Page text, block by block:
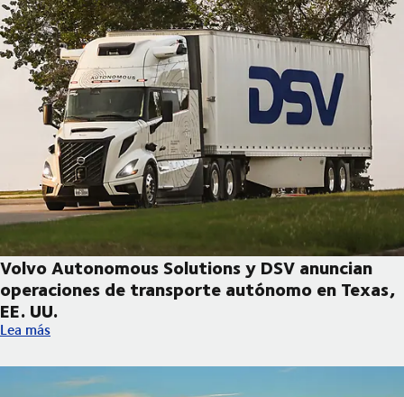
Volvo Autonomous Solutions y DSV anuncian
operaciones de transporte autónomo en Texas,
EE. UU.
Volvo Autonomous Solutions y DSV anuncian operaciones de
Lea más